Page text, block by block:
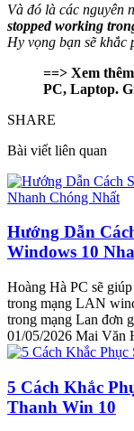
Và đó là các nguyên
stopped working
Hy vọng bạn sẽ khắc
==> Xem
PC, Laptop.
SHARE
Bài viết liên quan
Hướng Dẫn
Windows 10
Hoàng Hà PC sẽ
trong mạng LAN
trong mạng Lan đơn
01/05/2026 Mai Văn
5 Cách Khắc
Thanh Win 10